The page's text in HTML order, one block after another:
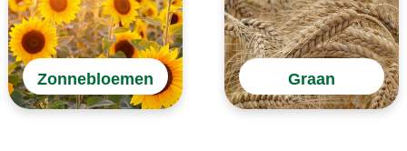
Zonnebloemen Graan